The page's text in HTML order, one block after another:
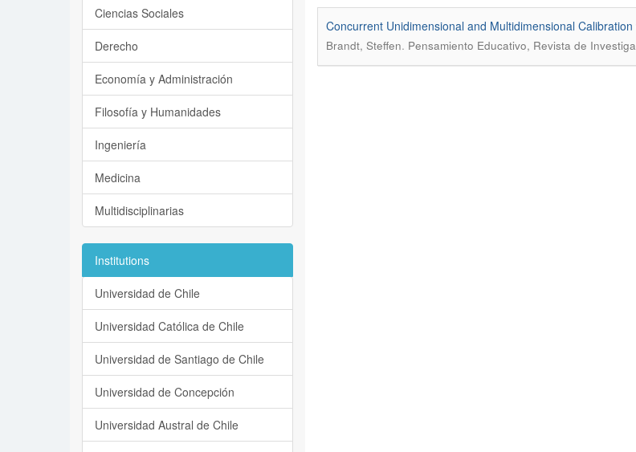
Concurrent Unidimensional and Multidimensional
Brandt, Steffen. Pensamiento Educativo, Revista de
Ciencias Sociales
Derecho
Economía y Administración
Filosofía y Humanidades
Ingeniería
Medicina
Multidisciplinarias
Institutions
Universidad de Chile
Universidad Católica de Chile
Universidad de Santiago de Chile
Universidad de Concepción
Universidad Austral de Chile